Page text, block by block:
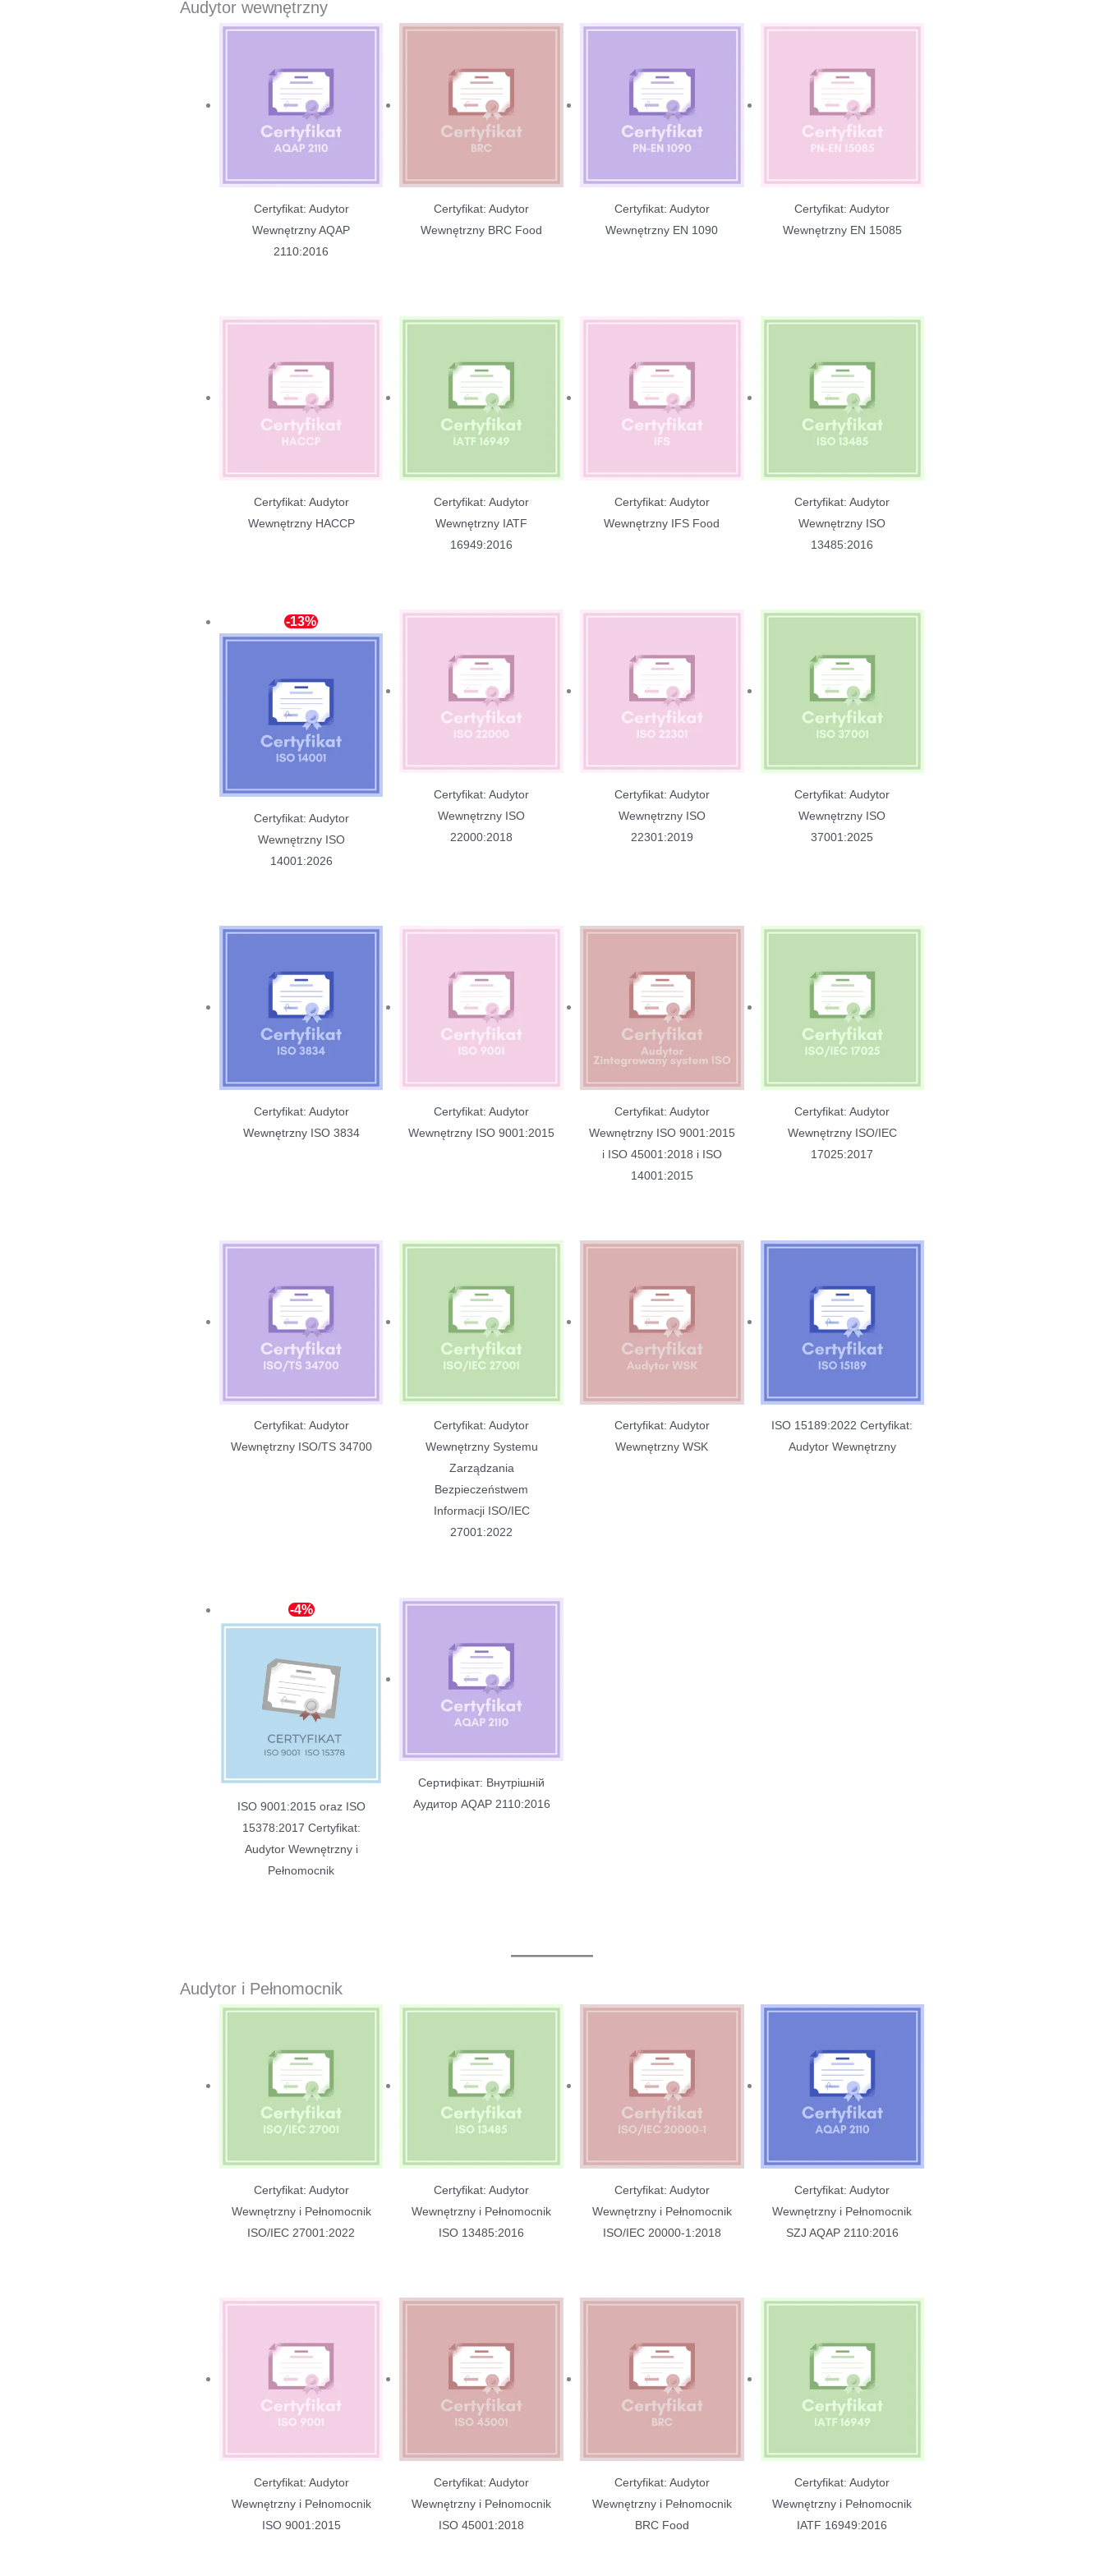
Audytor wewnętrzny
Certyfikat: Audytor
Wewnętrzny AQAP
2110:2016
Certyfikat: Audytor
Wewnętrzny BRC Food
Certyfikat: Audytor
Wewnętrzny EN 1090
Certyfikat: Audytor
Wewnętrzny EN 15085
Certyfikat: Audytor
Wewnętrzny HACCP
Certyfikat: Audytor
Wewnętrzny IATF
16949:2016
Certyfikat: Audytor
Wewnętrzny IFS Food
Certyfikat: Audytor
Wewnętrzny ISO
13485:2016
-13%
Certyfikat: Audytor
Wewnętrzny ISO
14001:2026
Certyfikat: Audytor
Wewnętrzny ISO
22000:2018
Certyfikat: Audytor
Wewnętrzny ISO
22301:2019
Certyfikat: Audytor
Wewnętrzny ISO
37001:2025
Certyfikat: Audytor
Wewnętrzny ISO 3834
Certyfikat: Audytor
Wewnętrzny ISO 9001:2015
Certyfikat: Audytor
Wewnętrzny ISO 9001:2015
i ISO 45001:2018 i ISO
14001:2015
Certyfikat: Audytor
Wewnętrzny ISO/IEC
17025:2017
Certyfikat: Audytor
Wewnętrzny ISO/TS 34700
Certyfikat: Audytor
Wewnętrzny Systemu
Zarządzania
Bezpieczeństwem
Informacji ISO/IEC
27001:2022
Certyfikat: Audytor
Wewnętrzny WSK
ISO 15189:2022 Certyfikat:
Audytor Wewnętrzny
-4%
ISO 9001:2015 oraz ISO
15378:2017 Certyfikat:
Audytor Wewnętrzny i
Pełnomocnik
Сертифікат: Внутрішній
Aудитор AQAP 2110:2016
Audytor i Pełnomocnik
Certyfikat: Audytor
Wewnętrzny i Pełnomocnik
ISO/IEC 27001:2022
Certyfikat: Audytor
Wewnętrzny i Pełnomocnik
ISO 13485:2016
Certyfikat: Audytor
Wewnętrzny i Pełnomocnik
ISO/IEC 20000-1:2018
Certyfikat: Audytor
Wewnętrzny i Pełnomocnik
SZJ AQAP 2110:2016
Certyfikat: Audytor
Wewnętrzny i Pełnomocnik
ISO 9001:2015
Certyfikat: Audytor
Wewnętrzny i Pełnomocnik
ISO 45001:2018
Certyfikat: Audytor
Wewnętrzny i Pełnomocnik
BRC Food
Certyfikat: Audytor
Wewnętrzny i Pełnomocnik
IATF 16949:2016